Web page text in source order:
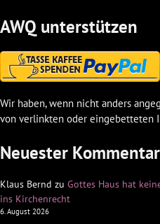
AWQ unterstützen
Wir haben, wenn nicht anders
von verlinkten oder eingebetteten
Neuester Kommentar
Klaus Bernd zu Gottes Haus hat
ins Kirchenrecht
6. August 2026